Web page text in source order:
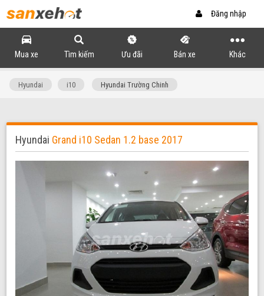
Đăng nhập
Mua xe Tìm kiếm Ưu đãi Bán xe Khác
Hyundai i10 Hyundai Trường Chinh
Hyundai Grand i10 Sedan 1.2 base 2017